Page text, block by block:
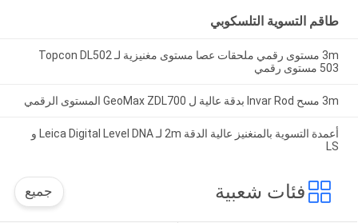
طاقم التسوية التلسكوبي
3m مستوى رقمي ملحقات عصا مستوى مغنيزية لـ Topcon DL502
503 مستوى رقمي
3m مسح Invar Rod بدقة عالية ل GeoMax ZDL700 المستوى الرقمي
أعمدة التسوية بالمنغنيز عالية الدقة 2m لـ Leica Digital Level DNA و
LS
فئات شعبية جميع